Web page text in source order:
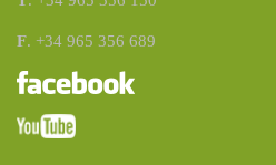
F. +34 965 356 689